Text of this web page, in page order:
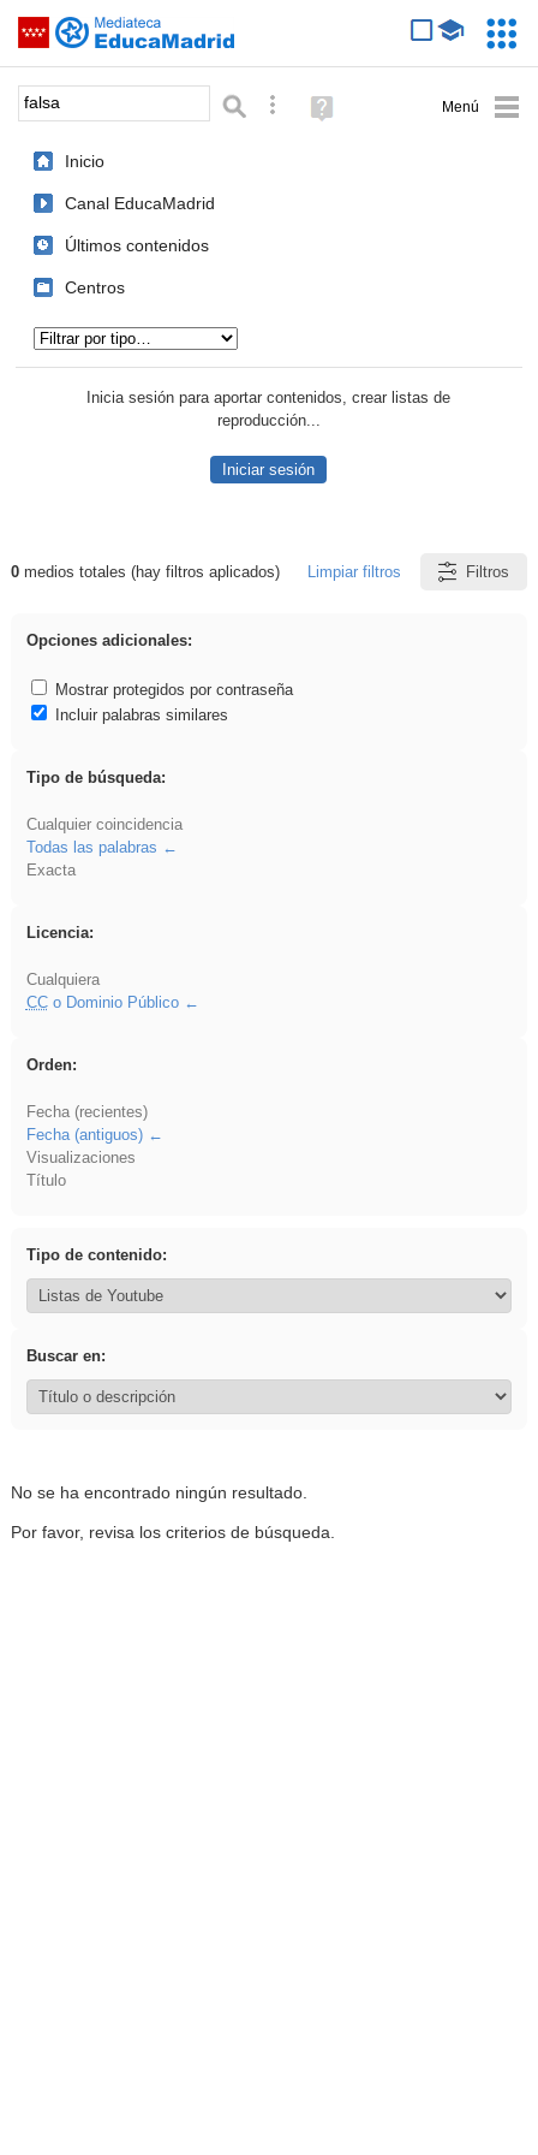
Saltar navegación
Palabra o frase: Búsqueda avanzada
Ayuda
(en
Inicio
Canal EducaMadrid
Últimos contenidos
Centros
Inicia sesión para aportar contenidos, crear listas de
reproducción...
Iniciar sesión
Resultados de: falsa
0medios totales (hay filtros aplicados) Limpiar filtros Filtros
Opciones adicionales:
Mostrar protegidos por contraseña
Incluir palabras similares
Tipo de búsqueda:
Cualquier coincidencia
Todas las palabras
Exacta
Licencia:
Cualquiera
CCo Dominio Público
Orden:
Fecha (recientes)
Fecha (antiguos)
Visualizaciones
Título
Tipo de contenido:
Buscar en:
No se ha encontrado ningún resultado.
Por favor, revisa los criterios de búsqueda.